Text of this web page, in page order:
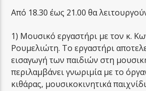
Από 18.30 έως 21.00 θα
1) Μουσικό εργαστήρι με τον κ.
Ρουμελιώτη. Το εργαστήρι
εισαγωγή των παιδιών στη
περιλαμβάνει γνωριμία με το
κιθάρας, μουσικοκινητικά